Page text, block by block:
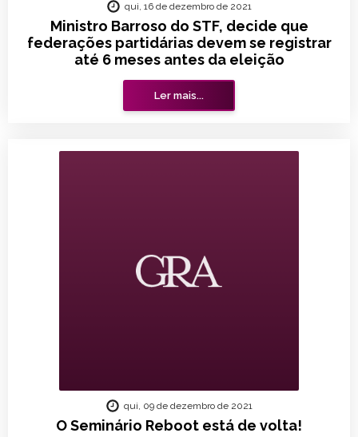
Ministro Barroso do STF, decide que
federações partidárias devem se registrar
até 6 meses antes da eleição
qui, 16 de dezembro de 2021
Ler mais...
O Seminário Reboot está de volta!
qui, 09 de dezembro de 2021